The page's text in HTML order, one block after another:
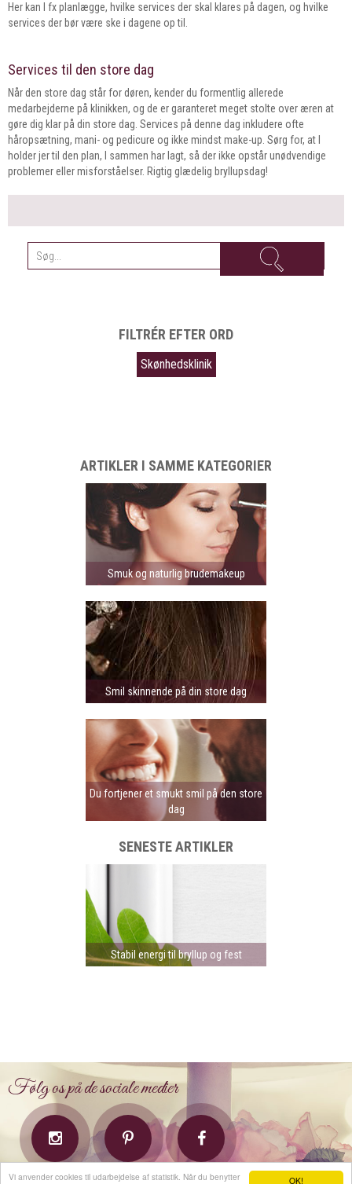
OK!
Vi anvender cookies til udarbejdelse af statistik. Når du benytter
Her kan I fx planlægge, hvilke services der skal klares på dagen, og hvilke
services der bør være ske i dagene op til.
Services til den store dag
Når den store dag står for døren, kender du formentlig allerede
medarbejderne på klinikken, og de er garanteret meget stolte over æren at
gøre dig klar på din store dag. Services på denne dag inkludere ofte
håropsætning, mani- og pedicure og ikke mindst make-up. Sørg for, at I
holder jer til den plan, I sammen har lagt, så der ikke opstår unødvendige
problemer eller misforståelser. Rigtig glædelig bryllupsdag!
FILTRÉR EFTER ORD
Skønhedsklinik
ARTIKLER I SAMME KATEGORIER
Smuk og naturlig brudemakeup
Smil skinnende på din store dag
Du fortjener et smukt smil på den store
dag
SENESTE ARTIKLER
Stabil energi til bryllup og fest
Følg os på de sociale medier